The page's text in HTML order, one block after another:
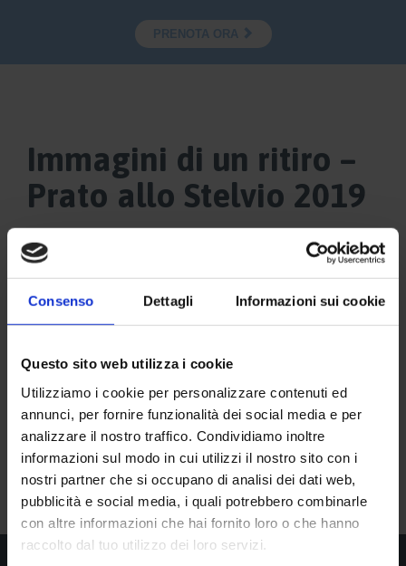
Consenso Dettagli Informazioni sui cookie
Questo sito web utilizza i cookie
Utilizziamo i cookie per personalizzare contenuti ed
annunci, per fornire funzionalità dei social media e per
analizzare il nostro traffico. Condividiamo inoltre
informazioni sul modo in cui utilizzi il nostro sito con i
nostri partner che si occupano di analisi dei dati web,
pubblicità e social media, i quali potrebbero combinarle
con altre informazioni che hai fornito loro o che hanno
raccolto dal tuo utilizzo dei loro servizi.
PRENOTA ORA 
Immagini di un ritiro –
Prato allo Stelvio 2019